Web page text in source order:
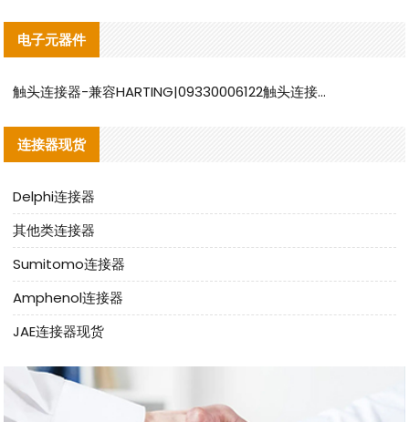
电子元器件
触头连接器-兼容HARTING|09330006122触头连接器替代品说明
连接器现货
Delphi连接器
其他类连接器
Sumitomo连接器
Amphenol连接器
JAE连接器现货